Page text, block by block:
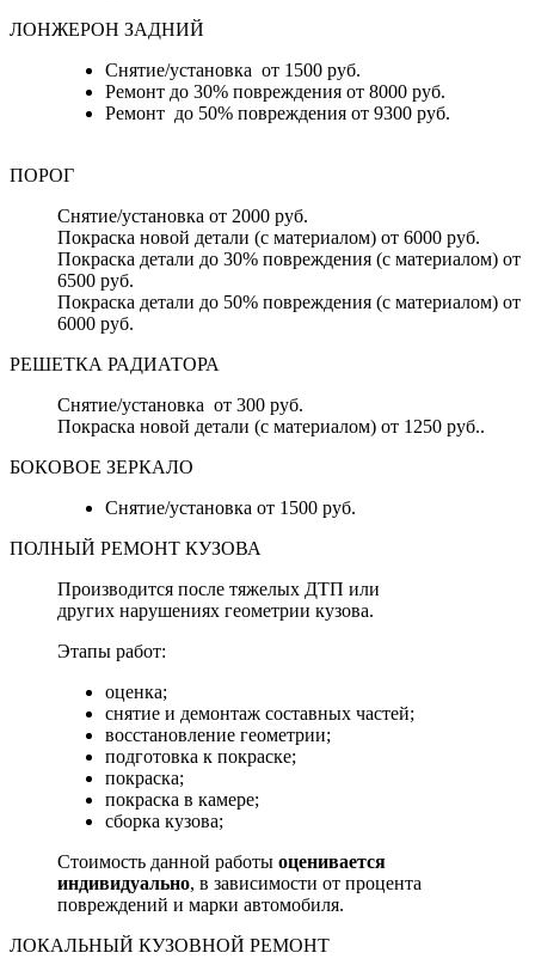
ЛОНЖЕРОН ЗАДНИЙ
Снятие/установка от 1500 руб.
Ремонт до 30% повреждения от 8000 руб.
Ремонт до 50% повреждения от 9300 руб.
ПОРОГ
Снятие/установка от 2000 руб.
Покраска новой детали (с материалом) от 6000 руб.
Покраска детали до 30% повреждения (с материалом) от
6500 руб.
Покраска детали до 50% повреждения (с материалом) от
6000 руб.
РЕШЕТКА РАДИАТОРА
Снятие/установка от 300 руб.
Покраска новой детали (с материалом) от 1250 руб..
БОКОВОЕ ЗЕРКАЛО
Снятие/установка от 1500 руб.
ПОЛНЫЙ РЕМОНТ КУЗОВА
Производится после тяжелых ДТП или
других нарушениях геометрии кузова.
Этапы работ:
оценка;
снятие и демонтаж составных частей;
восстановление геометрии;
подготовка к покраске;
покраска;
покраска в камере;
сборка кузова;
Стоимость данной работы оценивается
индивидуально, в зависимости от процента
повреждений и марки автомобиля.
ЛОКАЛЬНЫЙ КУЗОВНОЙ РЕМОНТ